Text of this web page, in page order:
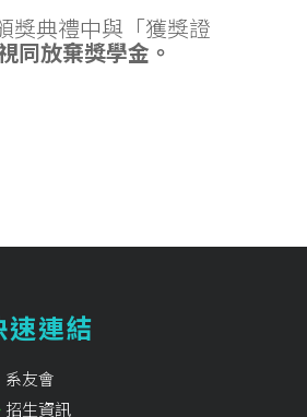
獎典禮中與「獲獎證
同放棄獎學金。
速連結
系友會
招生資訊